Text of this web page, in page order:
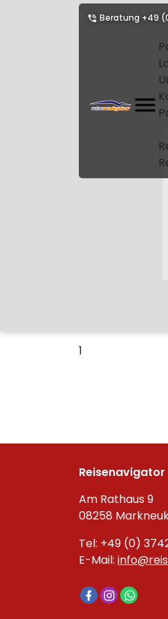
Beratung +49
1
Reisenavigator
Am Rathaus 9
08258
Tel: +49 (0)
E-Mail: